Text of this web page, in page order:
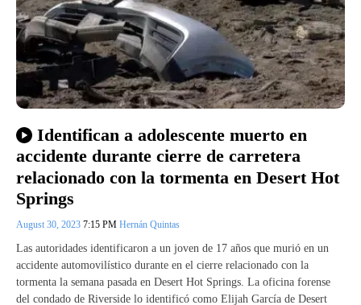
Identifican a adolescente muerto en
accidente durante cierre de carretera
relacionado con la tormenta en Desert Hot
Springs
August 30, 2023 7:15 PM Hernán Quintas
Las autoridades identificaron a un joven de 17 años que murió en un
accidente automovilístico durante en el cierre relacionado con la
tormenta la semana pasada en Desert Hot Springs. La oficina forense
del condado de Riverside lo identificó como Elijah García de Desert